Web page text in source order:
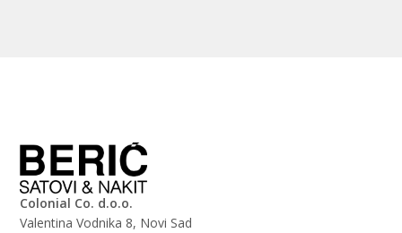
Colonial Co. d.o.o.
Valentina Vodnika 8, Novi Sad